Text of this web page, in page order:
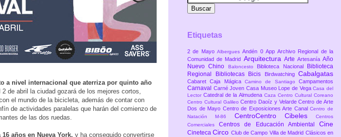
a nivel internacional que aterriza por quinto año
2 de abril la ciudad gozará de los mejores cortos,
el mundo de la bicicleta, además de contar con
de actividades paralelas que harán del comienzo de
de las dos ruedas.
años en Nueva York, y ha conseguido convertirse
Etiquetas
2 de Mayo AlberguesAndén 0 AppArchivo Regional de la
Comunidad de Madrid Arquitectura Arte ArtesaníaAño
Nuevo Chino
Baloncesto Biblioteca Nacional
Biblioteca
Regional
Bibliotecas Bicis Birdwatching Cabalgatas
CabaretCaja MágicaCamino de SantiagoCampamentos
Carnaval Carné JovenCasa Museo Lope de VegaCasa del
LectorCatedral de la Almudena Caza Centro Cultural Coreano
Centro Cultural GalileoCentro Daoíz y VelardeCentro de Arte
Dos de Mayo Centro de Exposiciones Arte CanalCentro de
Natación M-86 CentroCentro Cibeles
Centros
ComercialesCentros de Educación AmbientalCine
CinetecaCirco Club de Campo Villa de Madrid Clásicos en